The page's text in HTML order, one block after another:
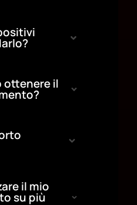
ottenere il
il mio
su più